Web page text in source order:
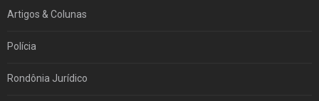
Artigos & Colunas
Polícia
Rondônia Jurídico